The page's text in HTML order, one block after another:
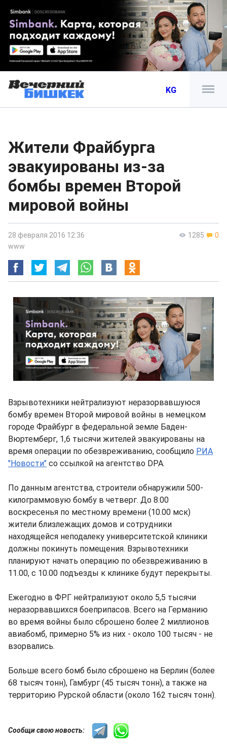
KG
Жители Фрайбурга
эвакуированы из-за
бомбы времен Второй
мировой войны
1285 0
28 февраля 2016 12:36
www
Взрывотехники нейтрализуют неразорвавшуюся
бомбу времен Второй мировой войны в немецком
городе Фрайбург в федеральной земле Баден-
Вюртемберг, 1,6 тысячи жителей эвакуированы на
время операции по обезвреживанию, сообщило РИА
"Новости" со ссылкой на агентство DPA.
По данным агентства, строители обнаружили 500-
килограммовую бомбу в четверг. До 8.00
воскресенья по местному времени (10.00 мск)
жители близлежащих домов и сотрудники
находящейся неподалеку университетской клиники
должны покинуть помещения. Взрывотехники
планируют начать операцию по обезвреживанию в
11.00, с 10.00 подъезды к клинике будут перекрыты.
Ежегодно в ФРГ нейтрализуют около 5,5 тысячи
неразорвавшихся боеприпасов. Всего на Германию
во время войны было сброшено более 2 миллионов
авиабомб, примерно 5% из них - около 100 тысяч - не
взорвались.
Больше всего бомб было сброшено на Берлин (более
68 тысяч тонн), Гамбург (45 тысяч тонн), а также на
территорию Рурской области (около 162 тысяч тонн).
Сообщи свою новость: